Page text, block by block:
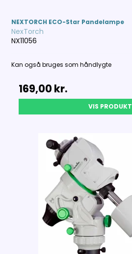
NEXTORCH ECO-Star Pandelampe
NexTorch
NX11056
Kan også bruges som håndlygte
169,00 kr.
VIS PRODUKT